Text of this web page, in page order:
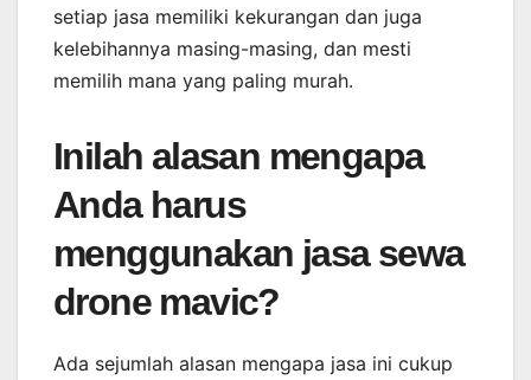
setiap jasa memiliki kekurangan dan juga
kelebihannya masing-masing, dan mesti
memilih mana yang paling murah.
Inilah alasan mengapa
Anda harus
menggunakan jasa sewa
drone mavic?
Ada sejumlah alasan mengapa jasa ini cukup